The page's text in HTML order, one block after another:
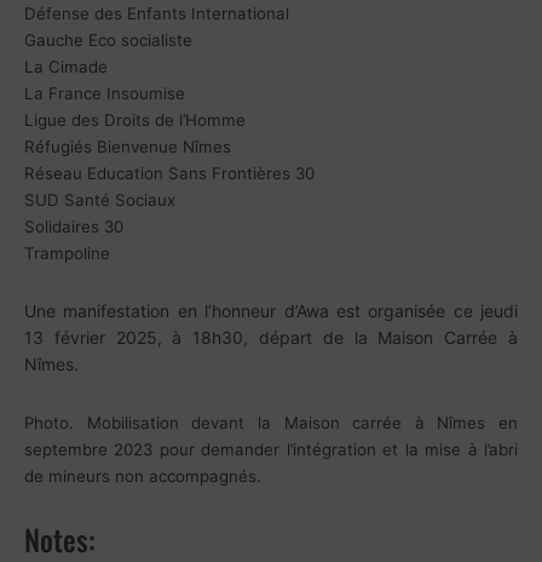
Défense des Enfants International
Gauche Eco socialiste
La Cimade
La France Insoumise
Ligue des Droits de l’Homme
Réfugiés Bienvenue Nîmes
Réseau Education Sans Frontières 30
SUD Santé Sociaux
Solidaires 30
Trampoline
Une manifestation en l’honneur d’Awa est organisée ce jeudi
13 février 2025, à 18h30, départ de la Maison Carrée à
Nîmes.
Photo. Mobilisation devant la Maison carrée à Nîmes en
septembre 2023 pour demander l’intégration et la mise à l’abri
de mineurs non accompagnés.
Notes: